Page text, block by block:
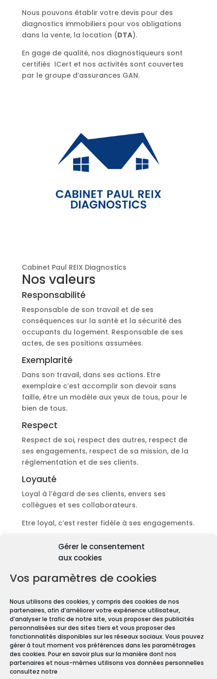
Gérer le consentement
aux cookies
Vos paramètres de cookies
Nous utilisons des cookies, y compris des cookies de nos
partenaires, afin d’améliorer votre expérience utilisateur,
d’analyser le trafic de notre site, vous proposer des publicités
personnalisées sur des sites tiers et vous proposer des
fonctionnalités disponibles sur les réseaux sociaux. Vous pouvez
gérer à tout moment vos préférences dans les paramétrages
des cookies. Pour en savoir plus sur la manière dont nos
partenaires et nous-mêmes utilisons vos données personnelles
consultez notre
Nous pouvons établir votre devis pour des
diagnostics immobiliers pour vos obligations
dans la vente, la location (DTA).
En gage de qualité, nos diagnostiqueurs sont
certifiés ICert et nos activités sont couvertes
par le groupe d’assurances GAN.
Cabinet Paul REIX Diagnostics
Nos valeurs
Responsabilité
Responsable de son travail et de ses
conséquences sur la santé et la sécurité des
occupants du logement. Responsable de ses
actes, de ses positions assumées.
Exemplarité
Dans son travail, dans ses actions. Etre
exemplaire c’est accomplir son devoir sans
faille, être un modèle aux yeux de tous, pour le
bien de tous.
Respect
Respect de soi, respect des autres, respect de
ses engagements, respect de sa mission, de la
réglementation et de ses clients.
Loyauté
Loyal à l’égard de ses clients, envers ses
collègues et ses collaborateurs.
Etre loyal, c’est rester fidèle à ses engagements.
Découvrir les diagnostics
Pourquoi les diagnostics
immobiliers sont
obligatoires ?
Carrez, les diagnostics immobiliers sont devenus
obligatoires pour toute transaction immobilière.
En effet, que vous vendiez ou louiez une maison
ou un appartement, vous devez constituer un
Dossier de Diagnostic Technique (DDT).